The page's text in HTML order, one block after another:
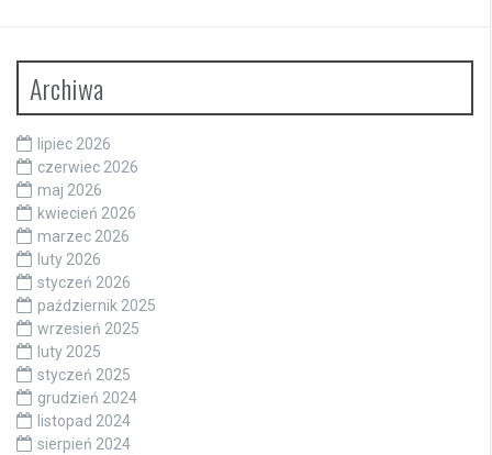
Archiwa
lipiec 2026
czerwiec 2026
maj 2026
kwiecień 2026
marzec 2026
luty 2026
styczeń 2026
październik 2025
wrzesień 2025
luty 2025
styczeń 2025
grudzień 2024
listopad 2024
sierpień 2024